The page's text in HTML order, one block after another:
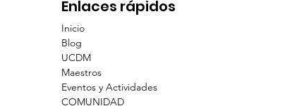
Enlaces rápidos
Inicio
Blog
UCDM
Maestros
Eventos y Actividades
COMUNIDAD